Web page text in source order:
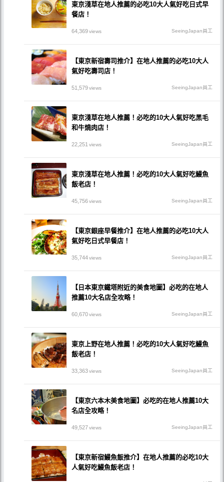
東京淺草在地人推薦的必吃10大人氣好吃日式早
餐店！
64,369views SeeingJapan員工
【東京新宿壽司推介】在地人推薦的必吃10大人
氣好吃壽司店！
51,579views SeeingJapan員工
東京淺草在地人推薦！必吃的10大人氣好吃黑毛
和牛燒肉店！
22,251views SeeingJapan員工
東京淺草在地人推薦！必吃的10大人氣好吃鰻魚
飯老店！
45,756views SeeingJapan員工
【東京銀座早餐推介】在地人推薦的必吃10大人
氣好吃日式早餐店！
35,744views SeeingJapan員工
【日本東京鐵塔附近的美食地圖】必吃的在地人
推薦10大名店全攻略！
60,670views SeeingJapan員工
東京上野在地人推薦！必吃的10大人氣好吃鰻魚
飯老店！
33,363views SeeingJapan員工
【東京六本木美食地圖】必吃的在地人推薦10大
名店全攻略！
49,527views SeeingJapan員工
【東京新宿鰻魚飯推介】在地人推薦的必吃10大
人氣好吃鰻魚飯老店！